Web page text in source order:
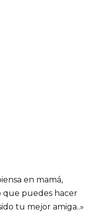
en mamá,
que puedes hacer
tu mejor amiga..»